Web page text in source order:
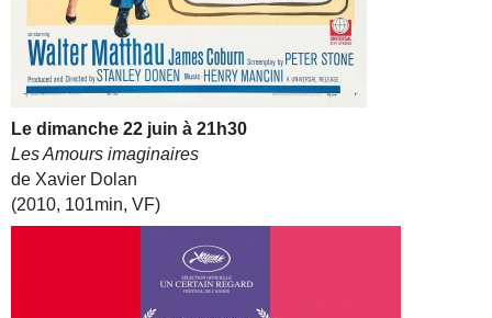
Le dimanche 22 juin à 21h30
Les Amours imaginaires
de Xavier Dolan
(2010, 101min, VF)